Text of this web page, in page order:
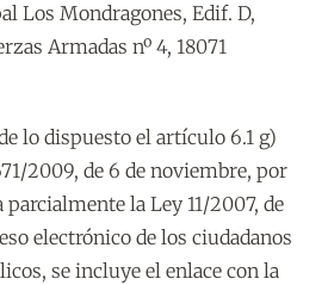
Los Mondragones, Edif. D,
Armadas nº 4, 18071
lo dispuesto el artículo 6.1 g)
2009, de 6 de noviembre, por
parcialmente la Ley 11/2007, de
electrónico de los ciudadanos
se incluye el enlace con la